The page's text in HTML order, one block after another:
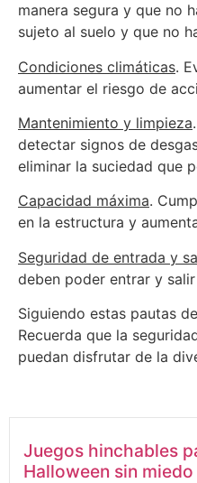
manera segura y que no
sujeto al suelo y que no
Condiciones climáticas.
aumentar el riesgo de
Mantenimiento y limpieza
detectar signos de
eliminar la suciedad que
Capacidad máxima.
en la estructura y
Seguridad de entrada y
deben poder entrar y
Siguiendo estas pautas
Recuerda que la
puedan disfrutar de la
Juegos hinchables
Halloween sin